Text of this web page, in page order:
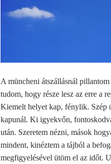
A müncheni átszállásnál
tudom, hogy része lesz az erre a
Kiemelt helyet kap, fénylik. Szép
kapunál. Ki igyekvőn,
után. Szeretem nézni, mások
mindent, kinéztem a tájból a
megfigyelésével ütöm el az időt.